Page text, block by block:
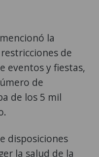
la
de
eventos y fiestas,
de
de los 5 mil
disposiciones
la salud de la